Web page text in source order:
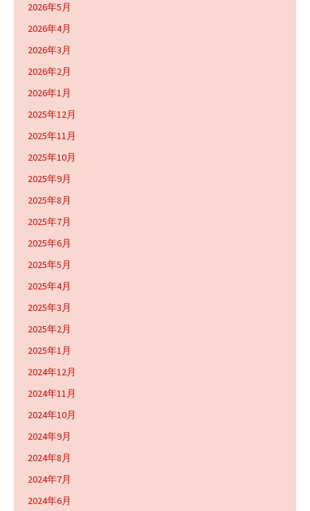
2026年5月
2026年4月
2026年3月
2026年2月
2026年1月
2025年12月
2025年11月
2025年10月
2025年9月
2025年8月
2025年7月
2025年6月
2025年5月
2025年4月
2025年3月
2025年2月
2025年1月
2024年12月
2024年11月
2024年10月
2024年9月
2024年8月
2024年7月
2024年6月